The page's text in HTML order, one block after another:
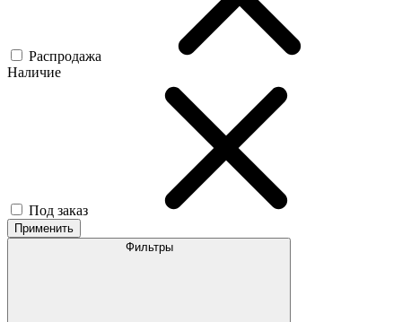
Распродажа
Наличие
Под заказ
Применить
Фильтры